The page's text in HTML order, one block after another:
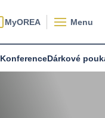
Menu
KonferenceDárkové